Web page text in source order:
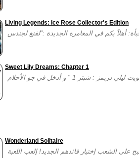
Living Legends: Ice Rose Collector's Edition
Sweet Lily Dreams: Chapter 1
Wonderland Solitaire